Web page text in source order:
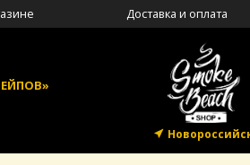
Доставка и оплата